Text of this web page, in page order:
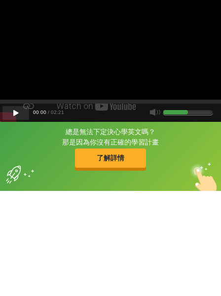
總是無法下定決心學英文嗎？
那是因為你沒有正確的學習計畫
了解詳情
片尾有
攻其不背
的品牌故事
00:00 / 02:21